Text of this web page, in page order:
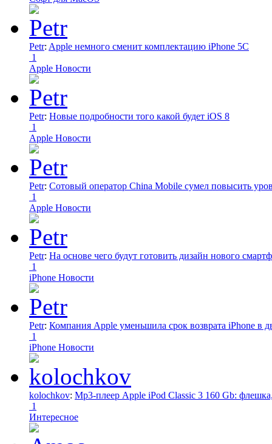
Petr: Apple немного сменит комплектацию iPhone 5C
1
Apple Новости
Petr: Новые подробности того какой будет iOS 8
1
Apple Новости
Petr: Сотовый оператор China Mobile сумел повысить
1
Apple Новости
Petr: На основе чего будут готовить дизайн нового
1
iPhone Новости
Petr: Компания Apple уменьшила срок возврата iPhone в
1
iPhone Новости
kolochkov: Mp3-плеер Apple iPod Classic 3 160 Gb:
1
Интересное